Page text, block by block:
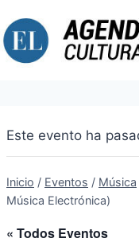
al
contenido
Este evento ha
Inicio / Eventos / Música
Música Electrónica)
« Todos Eventos